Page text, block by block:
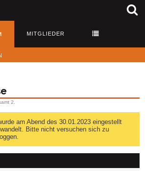
MITGLIEDER
2.
am Abend des 30.01.2023 eingestellt
Bitte nicht versuchen sich zu